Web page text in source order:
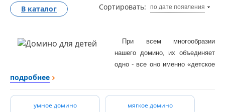
Сортировать: по дате появления
В каталог
При всем многообразии
нашего домино, их объединяет
одно - все оно именно «детское
помощью можно скоротать
время в заводской раздевалке.
подробнее
умное домино мягкое домино